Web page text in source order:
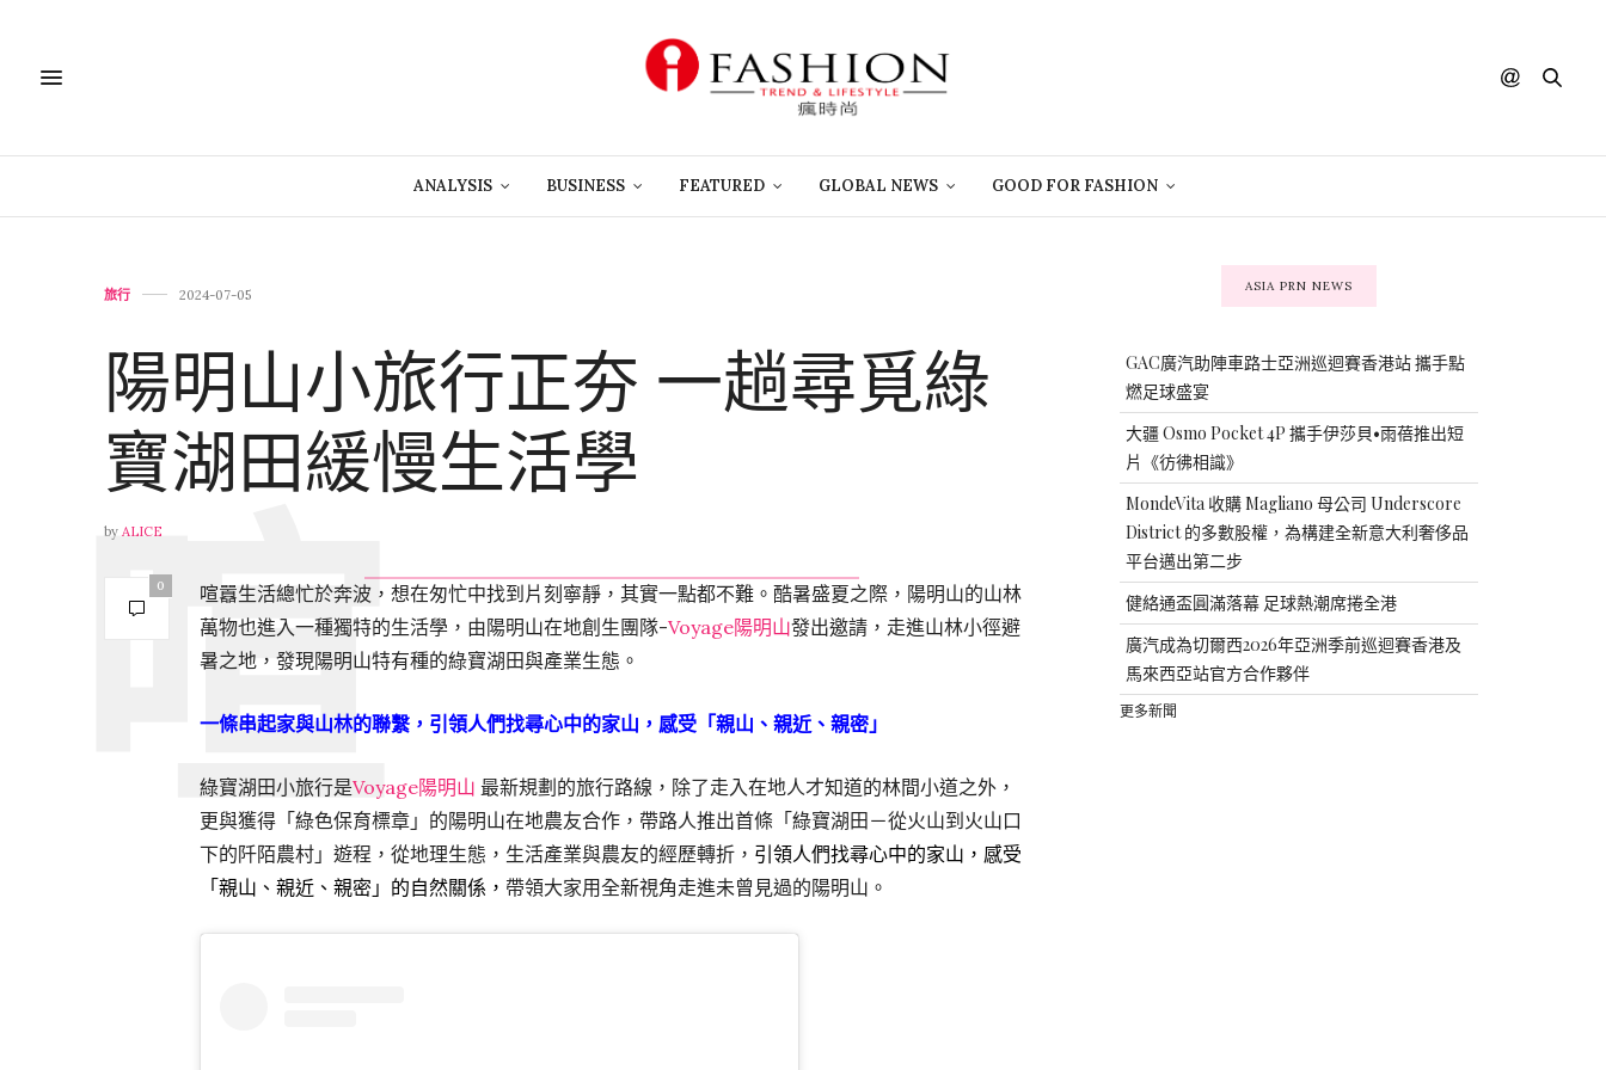
ANALYSIS BUSINESS FEATURED GLOBAL NEWS GOOD FOR FASHION
旅行 2024-07-05
陽明山小旅行正夯 一趟尋覓綠
寶湖田緩慢生活學
by ALICE
0
喧囂生活總忙於奔波，想在匆忙中找到片刻寧靜，其實一點都不難。酷暑盛夏之際，陽明山的山林
萬物也進入一種獨特的生活學，由陽明山在地創生團隊-Voyage陽明山發出邀請，走進山林小徑避
暑之地，發現陽明山特有種的綠寶湖田與產業生態。
一條串起家與山林的聯繫，引領人們找尋心中的家山，感受「親山、親近、親密」
綠寶湖田小旅行是Voyage陽明山 最新規劃的旅行路線，除了走入在地人才知道的林間小道之外，
更與獲得「綠色保育標章」的陽明山在地農友合作，帶路人推出首條「綠寶湖田－從火山到火山口
下的阡陌農村 」遊程，從地理生態，生活產業與農友的經歷轉折， 引領人們找尋心中的家山，感受
「親山、親近、親密」的自然關係， 帶領大家用全新視角走進未曾見過的陽明山。
ASIA PRN NEWS
GAC廣汽助陣車路士亞洲巡迴賽香港站 攜手點
燃足球盛宴
大疆 Osmo Pocket 4P 攜手伊莎貝•雨蓓推出短
片《彷彿相識》
MondeVita 收購 Magliano 母公司 Underscore
District 的多數股權，為構建全新意大利奢侈品
平台邁出第二步
健絡通盃圓滿落幕 足球熱潮席捲全港
廣汽成為切爾西2026年亞洲季前巡迴賽香港及
馬來西亞站官方合作夥伴
更多新聞